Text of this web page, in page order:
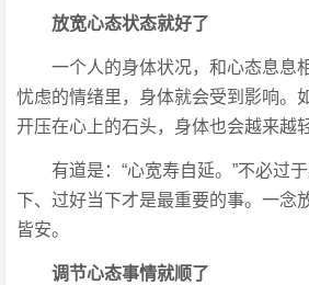
放宽心态状态就好了
一个人的身体状况，和心态息息
忧虑的情绪里，身体就会受到影响。
开压在心上的石头，身体也会越来越
有道是：“心宽寿自延。”不必过
下、过好当下才是最重要的事。一念
皆安。
调节心态事情就顺了